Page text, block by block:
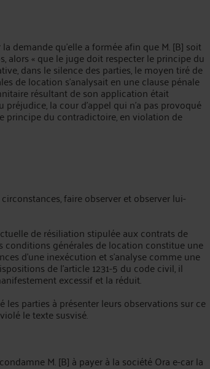
demande qu'elle a formée afin que M. [B] soit
alors « que le juge doit respecter le principe du
dans le silence des parties, le moyen tiré de
de location s'analysait en une clause pénale
résultant de son application était
la cour d'appel qui n'a pas provoqué
principe du contradictoire, en violation de
faire observer et observer lui-
de résiliation stipulée aux contrats de
conditions générales de location constitue une
d'une inexécution et s'analyse comme une
de l'article 1231-5 du code civil, il
excessif et la réduit.
parties à présenter leurs observations sur ce
le texte susvisé.
M. [B] à payer à la société Ora e-car la